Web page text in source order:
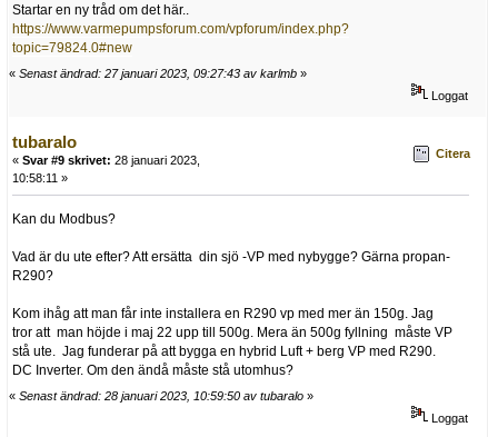
Startar en ny tråd om det här..
https://www.varmepumpsforum.com/vpforum/index.php?
topic=79824.0#new
« Senast ändrad: 27 januari 2023, 09:27:43 av karlmb »
Loggat
tubaralo
« Svar #9 skrivet: 28 januari 2023,
10:58:11 »
Citera
Kan du Modbus?
Vad är du ute efter? Att ersätta din sjö -VP med nybygge? Gärna propan-
R290?
Kom ihåg att man får inte installera en R290 vp med mer än 150g. Jag
tror att man höjde i maj 22 upp till 500g. Mera än 500g fyllning måste VP
stå ute. Jag funderar på att bygga en hybrid Luft + berg VP med R290.
DC Inverter. Om den ändå måste stå utomhus?
« Senast ändrad: 28 januari 2023, 10:59:50 av tubaralo »
Loggat